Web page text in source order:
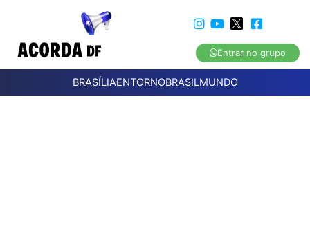
Entrar no grupo
BRASÍLIAENTORNOBRASILMUNDO